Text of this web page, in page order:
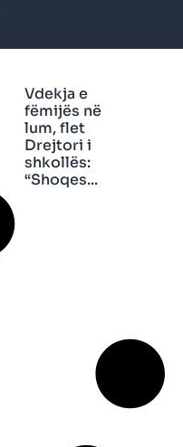
në lum
Vdekja e
fëmijës në
lum, flet
Drejtori i
shkollës:
“Shoqes...